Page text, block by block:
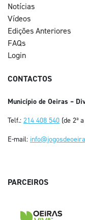
Notícias
Vídeos
Edições Anteriores
FAQs
Login
CONTACTOS
Município de Oeiras –
Telf.: 214 408 540 (de 2ª
E-mail:
PARCEIROS